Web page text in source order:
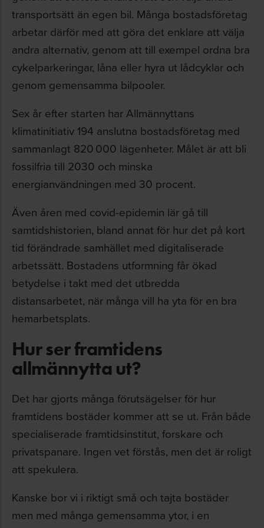
transportsätt än egen bil. Många bostadsföretag
arbetar därför med att göra det enklare att välja
andra alternativ, genom att till exempel ordna bra
cykelparkeringar, låna eller hyra ut lådcyklar och
genom gemensamma bilpooler.
Sex år efter starten har Allmännyttans
klimatinitiativ 194 anslutna bostadsföretag med
sammanlagt 820 000 lägenheter. Målet är att bli
fossilfria till 2030 och minska
energianvändningen med 30 procent.
Även åren med covid-epidemin lär gå till
samtidshistorien, bland annat för hur det på kort
tid förändrade samhället med digitaliserade
arbetssätt. Bostadens utformning får ökad
betydelse i takt med det utbredda
distansarbetet, när många vill ha yta för en bra
hemarbetsplats.
Hur ser framtidens
allmännytta ut?
Det har gjorts många förutsägelser för hur
framtidens bostäder kommer att se ut. Från både
specialiserade framtidsinstitut, forskare och
privatspanare. Ingen vet förstås, men det är roligt
att spekulera.
Kanske bor vi i riktigt små och tajta bostäder
men med många gemensamma ytor, i en